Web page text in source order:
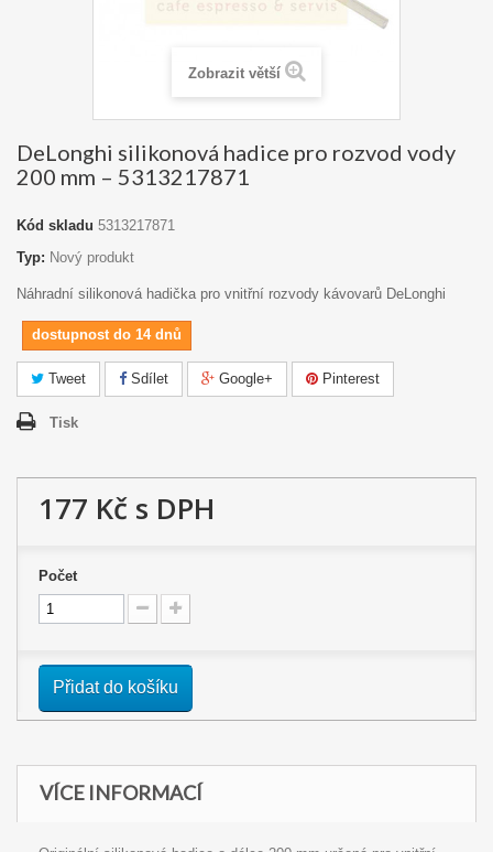
Zobrazit větší
DeLonghi silikonová hadice pro rozvod vody
200 mm – 5313217871
Kód skladu 5313217871
Typ: Nový produkt
Náhradní silikonová hadička pro vnitřní rozvody kávovarů DeLonghi
dostupnost do 14 dnů
Tweet Sdílet Google+ Pinterest
Tisk
177 Kč s DPH
Počet
Přidat do košíku
VÍCE INFORMACÍ